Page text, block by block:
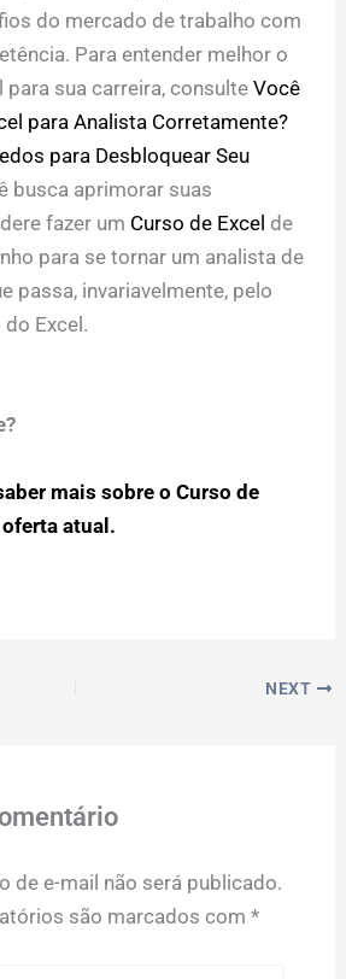
do mercado de trabalho com
Para entender melhor o
para sua carreira, consulteVocê
para Analista Corretamente?
para Desbloquear Seu
busca aprimorar suas
fazer um Curso de Excel de
para se tornar um analista de
passa, invariavelmente, pelo
Excel.
mais sobre o Curso de
atual.
NEXT
de e-mail não será publicado.
são marcados com *